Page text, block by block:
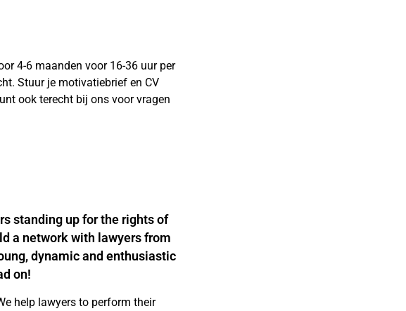
4-6 maanden voor 16-36 uur per
Stuur je motivatiebrief en CV
ook terecht bij ons voor vragen
standing up for the rights of
a network with lawyers from
dynamic and enthusiastic
on!
help lawyers to perform their